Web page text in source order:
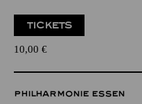
TICKETS
10,00 €
PHILHARMONIE ESSEN